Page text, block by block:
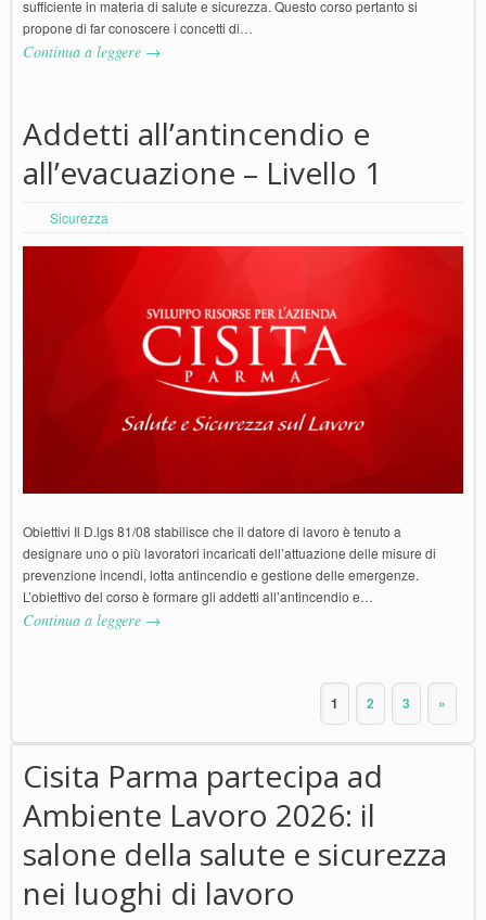
sufficiente in materia di salute e sicurezza. Questo corso pertanto si
propone di far conoscere i concetti di…
Continua a leggere →
Addetti all’antincendio e
all’evacuazione – Livello 1
Sicurezza
Obiettivi Il D.lgs 81/08 stabilisce che il datore di lavoro è tenuto a
designare uno o più lavoratori incaricati dell’attuazione delle misure di
prevenzione incendi, lotta antincendio e gestione delle emergenze.
L’obiettivo del corso è formare gli addetti all’antincendio e…
Continua a leggere →
1 2 3 »
Cisita Parma partecipa ad
Ambiente Lavoro 2026: il
salone della salute e sicurezza
nei luoghi di lavoro